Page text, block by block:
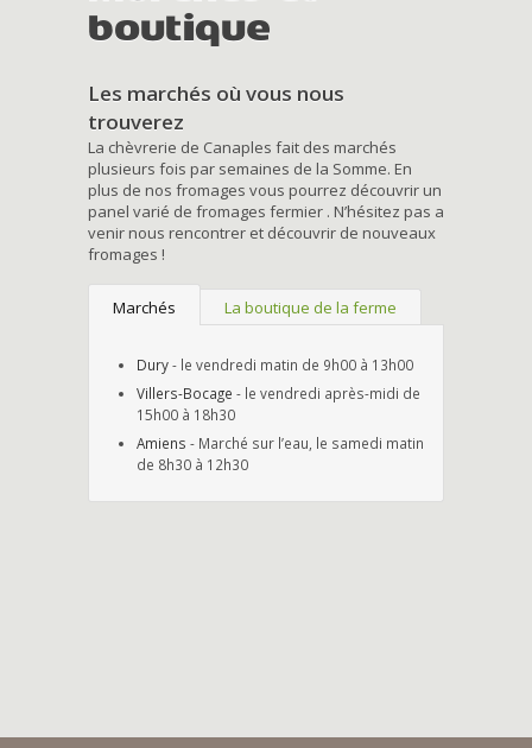
boutique
Les marchés où vous nous
trouverez
La chèvrerie de Canaples fait des marchés
plusieurs fois par semaines de la Somme. En
plus de nos fromages vous pourrez découvrir un
panel varié de fromages fermier . N’hésitez pas a
venir nous rencontrer et découvrir de nouveaux
fromages !
Marchés La boutique de la ferme
Dury- le vendredi matin de 9h00 à 13h00
Villers-Bocage - le vendredi après-midi de
15h00 à 18h30
Amiens - Marché sur l’eau, le samedi matin
de 8h30 à 12h30